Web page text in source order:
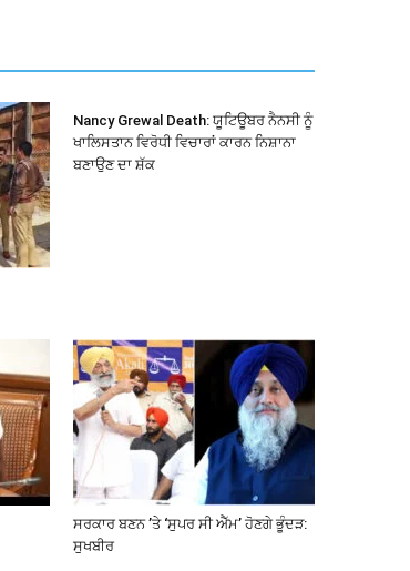
Nancy Grewal Death: ਯੂਟਿਊਬਰ ਨੈਨਸੀ ਨੂੰ
ਖਾਲਿਸਤਾਨ ਵਿਰੋਧੀ ਵਿਚਾਰਾਂ ਕਾਰਨ ਨਿਸ਼ਾਨਾ
ਬਣਾਉਣ ਦਾ ਸ਼ੱਕ
ਸਰਕਾਰ ਬਣਨ ’ਤੇ ‘ਸੁਪਰ ਸੀ ਐੱਮ’ ਹੋਣਗੇ ਭੂੰਦੜ:
ਸੁਖਬੀਰ